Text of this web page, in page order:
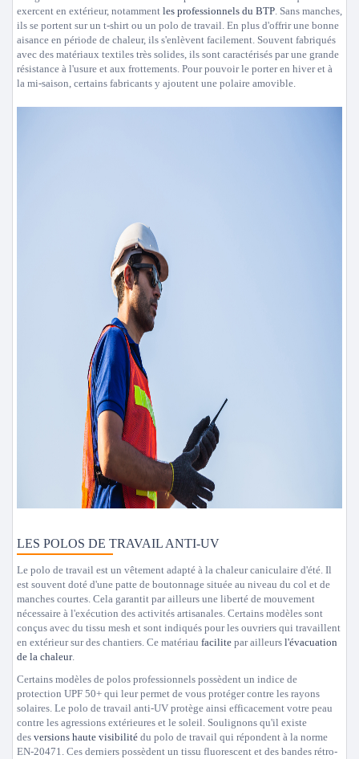
exercent en extérieur, notamment les professionnels du BTP. Sans manches,
ils se portent sur un t-shirt ou un polo de travail. En plus d'offrir une bonne
aisance en période de chaleur, ils s'enlèvent facilement. Souvent fabriqués
avec des matériaux textiles très solides, ils sont caractérisés par une grande
résistance à l'usure et aux frottements. Pour pouvoir le porter en hiver et à
la mi-saison, certains fabricants y ajoutent une polaire amovible.
LES POLOS DE TRAVAIL ANTI-UV
Le polo de travail est un vêtement adapté à la chaleur caniculaire d'été. Il
est souvent doté d'une patte de boutonnage située au niveau du col et de
manches courtes. Cela garantit par ailleurs une liberté de mouvement
nécessaire à l'exécution des activités artisanales. Certains modèles sont
conçus avec du tissu mesh et sont indiqués pour les ouvriers qui travaillent
en extérieur sur des chantiers. Ce matériau facilite par ailleurs l'évacuation
de la chaleur.
Certains modèles de polos professionnels possèdent un indice de
protection UPF 50+ qui leur permet de vous protéger contre les rayons
solaires. Le polo de travail anti-UV protège ainsi efficacement votre peau
contre les agressions extérieures et le soleil. Soulignons qu'il existe
des versions haute visibilité du polo de travail qui répondent à la norme
EN-20471. Ces derniers possèdent un tissu fluorescent et des bandes rétro-